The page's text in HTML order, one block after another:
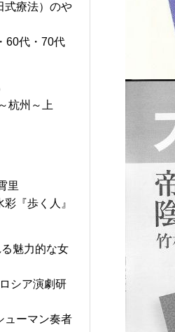
式療法）のや
60代・70代
杭州～上
里
『歩く人』
魅力的な女
シア演劇研
ューマン奏者